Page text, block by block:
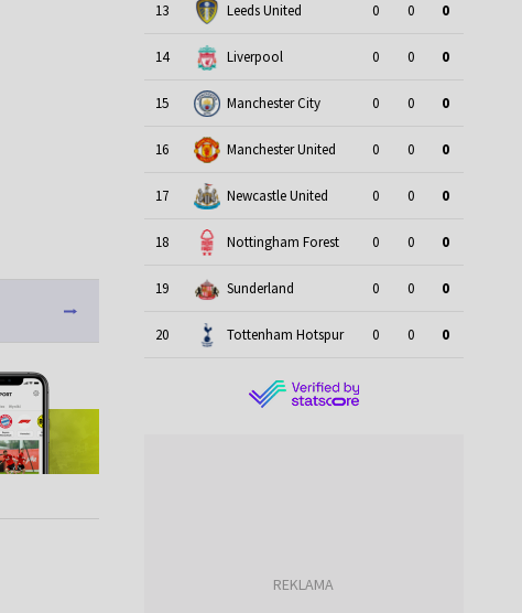
13 Leeds United 0 0 0
14 Liverpool 0 0 0
15 Manchester City 0 0 0
16 Manchester United 0 0 0
17 Newcastle United 0 0 0
18 Nottingham Forest 0 0 0
19 Sunderland 0 0 0
20 Tottenham Hotspur 0 0 0